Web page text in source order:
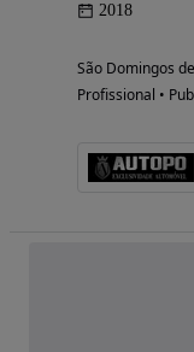
2018
São Domingos
Profissional •